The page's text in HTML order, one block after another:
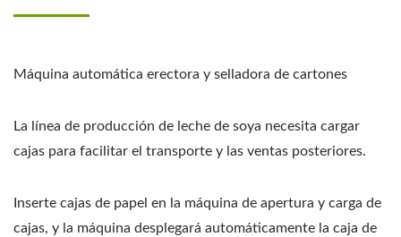
Máquina automática erectora y selladora de cartones
La línea de producción de leche de soya necesita cargar
cajas para facilitar el transporte y las ventas posteriores.
Inserte cajas de papel en la máquina de apertura y carga de
cajas, y la máquina desplegará automáticamente la caja de